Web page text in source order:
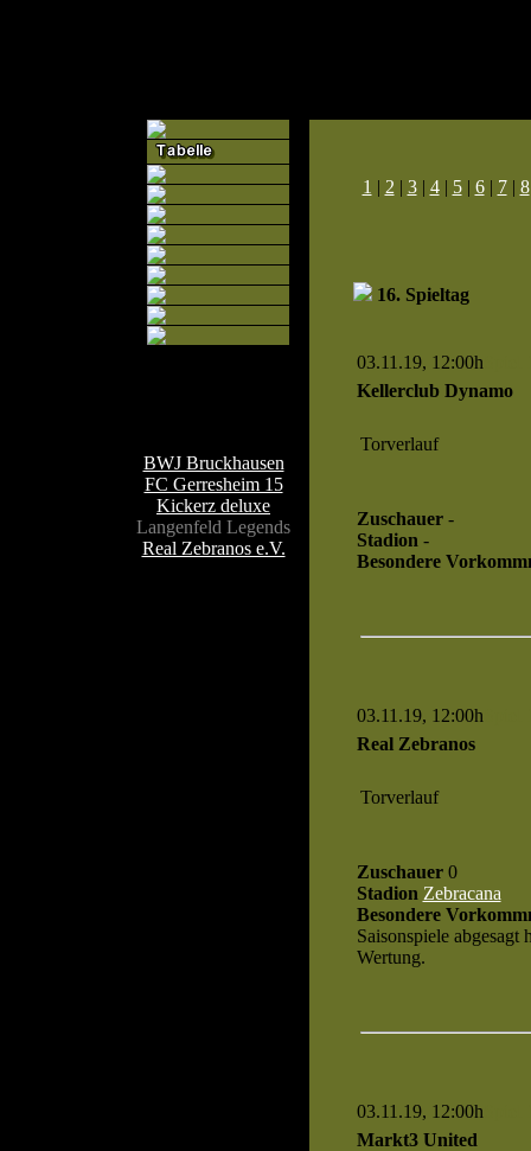
BWJ Bruckhausen
FC Gerresheim 15
Kickerz deluxe
Langenfeld Legends
Real Zebranos e.V.
1 | 2 | 3| 4| 5| 6| 7| 8
16. Spieltag
03.11.19, 12:00h
Kellerclub Dynamo
Torverlauf
Zuschauer-
Stadion -
Besondere
03.11.19, 12:00h
Real Zebranos
Torverlauf
Zuschauer0
Stadion Zebracana
Besondere
Saisonspiele abgesagt
Wertung.
03.11.19, 12:00h
Markt3 United